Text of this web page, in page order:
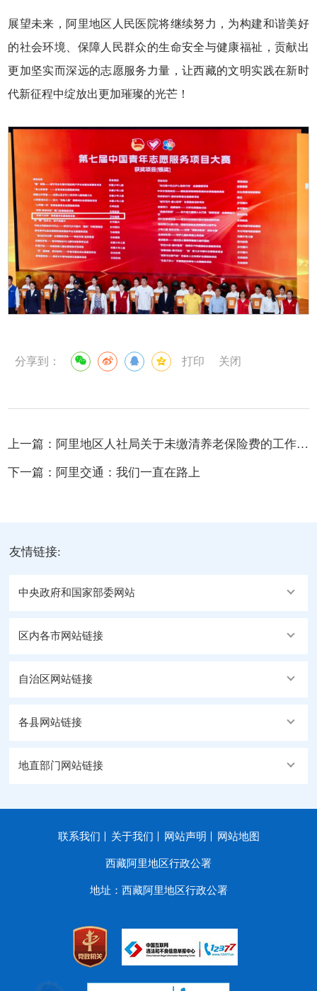
展望未来，阿里地区人民医院将继续努力，为构建和谐美好
的社会环境、保障人民群众的生命安全与健康福祉，贡献出
更加坚实而深远的志愿服务力量，让西藏的文明实践在新时
代新征程中绽放出更加璀璨的光芒！
分享到： 打印 关闭
上一篇： 阿里地区人社局关于未缴清养老保险费的工作提醒通知
下一篇： 阿里交通：我们一直在路上
友情链接:
中央政府和国家部委网站
区内各市网站链接
自治区网站链接
各县网站链接
地直部门网站链接
联系我们 关于我们 网站声明 网站地图
西藏阿里地区行政公署
地址：西藏阿里地区行政公署